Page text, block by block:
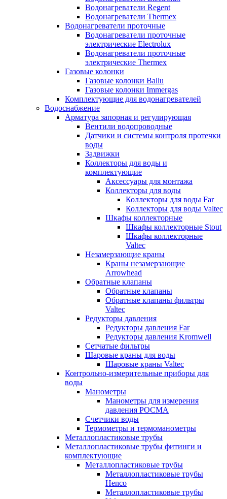
Водонагреватели Regent
Водонагреватели Thermex
Водонагреватели проточные
Водонагреватели проточные
электрические Electrolux
Водонагреватели проточные
электрические Thermex
Газовые колонки
Газовые колонки Ballu
Газовые колонки Immergas
Комплектующие для водонагревателей
Водоснабжение
Арматура запорная и регулирующая
Вентили водопроводные
Датчики и системы контроля протечки
воды
Задвижки
Коллекторы для воды и
комплектующие
Аксессуары для монтажа
Коллекторы для воды
Коллекторы для воды Far
Коллекторы для воды Valtec
Шкафы коллекторные
Шкафы коллекторные Stout
Шкафы коллекторные
Valtec
Незамерзающие краны
Краны незамерзающие
Arrowhead
Обратные клапаны
Обратные клапаны
Обратные клапаны фильтры
Valtec
Редукторы давления
Редукторы давления Far
Редукторы давления Kromwell
Сетчатые фильтры
Шаровые краны для воды
Шаровые краны Valtec
Контрольно-измерительные приборы для
воды
Манометры
Манометры для измерения
давления РОСМА
Счетчики воды
Термометры и термоманометры
Металлопластиковые трубы
Металлопластиковые трубы фитинги и
комплектующие
Металлопластиковые трубы
Металлопластиковые трубы
Henco
Металлопластиковые трубы